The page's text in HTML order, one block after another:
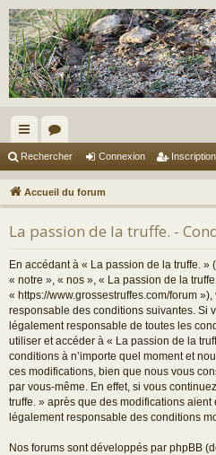
ac
co
ur
ci
s
or
u
m
s
Rechercher Connexion Inscription
Accueil du forum
La passion de la truffe. -
En accédant à « La passion de la truffe.
« notre », « nos », « La passion de la
« https://www.grossestruffes.com/forum
responsable des conditions suivantes. Si
légalement responsable de toutes les
utiliser et accéder à « La passion de la
conditions à n’importe quel moment et
ces modifications, bien que nous vous
par vous-même. En effet, si vous
truffe. » après que des modifications aient
légalement responsable des conditions
Nos forums sont développés par phpBB